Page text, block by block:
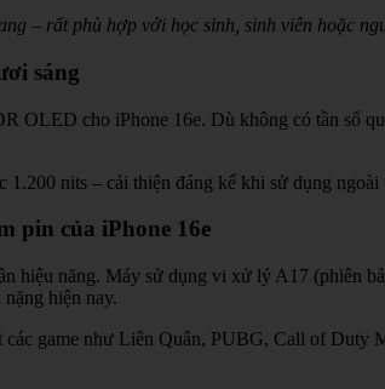
– rất phù hợp với học sinh, sinh viên hoặc
sáng
OLED cho iPhone 16e. Dù không có tần số
nits – cải thiện đáng kể khi sử dụng
pin của iPhone 16e
hiệu năng. Máy sử dụng vi xử lý A17 (phiên
hiện nay.
game như Liên Quân, PUBG, Call of Duty